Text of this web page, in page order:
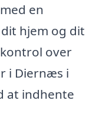
en
hjem og dit
over
i Diernæs i
at indhente